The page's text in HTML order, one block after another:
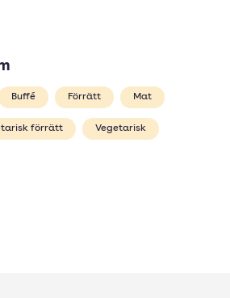
Buffé Förrätt Mat
förrätt Vegetarisk